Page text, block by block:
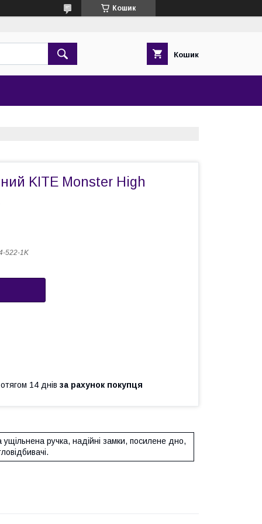
Кошик
Кошик
KITE Monster High
522-1K
14 днів за рахунок покупця
ручка, надійні замки, посилене дно,